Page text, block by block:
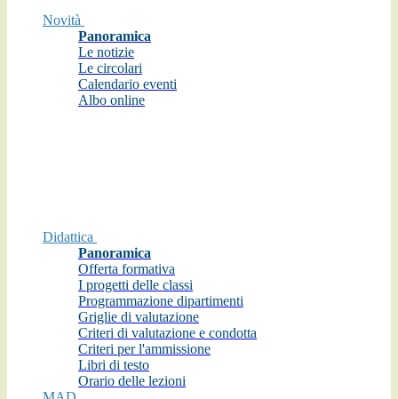
Novità
Panoramica
Le notizie
Le circolari
Calendario eventi
Albo online
Didattica
Panoramica
Offerta formativa
I progetti delle classi
Programmazione dipartimenti
Griglie di valutazione
Criteri di valutazione e condotta
Criteri per l'ammissione
Libri di testo
Orario delle lezioni